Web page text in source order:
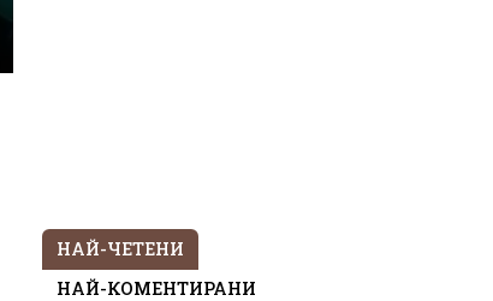
НАЙ-ЧЕТЕНИ
НАЙ-КОМЕНТИРАНИ